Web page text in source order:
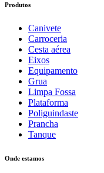
Produtos
Canivete
Carroceria
Cesta aérea
Eixos
Equipamento
Grua
Limpa Fossa
Plataforma
Poliguindaste
Prancha
Tanque
Onde estamos